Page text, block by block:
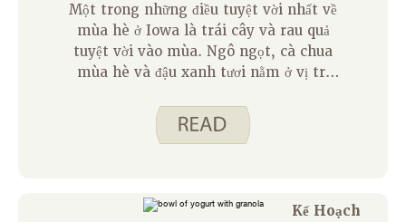
Một trong những điều tuyệt vời nhất về
mùa hè ở Iowa là trái cây và rau quả
tuyệt vời vào mùa. Ngô ngọt, cà chua
mùa hè và đậu xanh tươi nằm ở vị trí
chúng tôi may mắn có một chương
trình giúp người dân Iowa tham gia
quả hơn trong khi vẫn tuân thủ ngân
Kế Hoạch